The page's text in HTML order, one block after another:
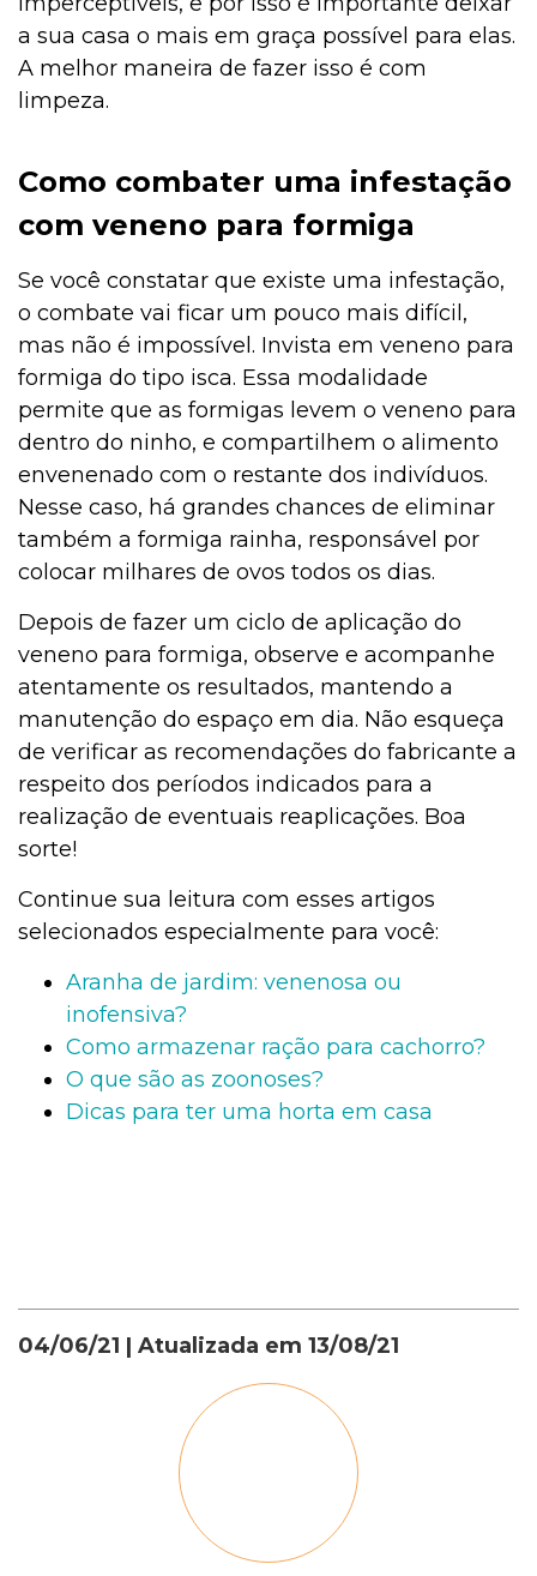
a sua casa o mais em graça possível para elas.
A melhor maneira de fazer isso é com
limpeza.
Como combater uma infestação
com veneno para formiga
Se você constatar que existe uma infestação,
o combate vai ficar um pouco mais difícil,
mas não é impossível. Invista em veneno para
formiga do tipo isca. Essa modalidade
permite que as formigas levem o veneno para
dentro do ninho, e compartilhem o alimento
envenenado com o restante dos indivíduos.
Nesse caso, há grandes chances de eliminar
também a formiga rainha, responsável por
colocar milhares de ovos todos os dias.
Depois de fazer um ciclo de aplicação do
veneno para formiga, observe e acompanhe
atentamente os resultados, mantendo a
manutenção do espaço em dia. Não esqueça
de verificar as recomendações do fabricante a
respeito dos períodos indicados para a
realização de eventuais reaplicações. Boa
sorte!
Continue sua leitura com esses artigos
selecionados especialmente para você:
Aranha de jardim: venenosa ou
inofensiva?
Como armazenar ração para cachorro?
O que são as zoonoses?
Dicas para ter uma horta em casa
04/06/21 | Atualizada em 13/08/21